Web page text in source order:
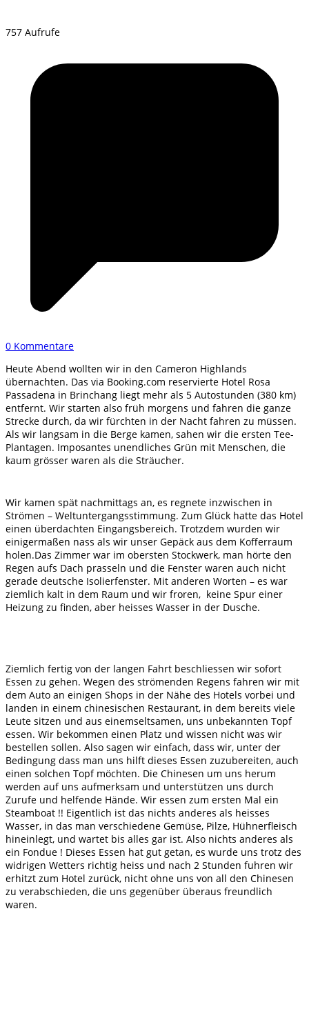
757 Aufrufe
0 Kommentare
Heute Abend wollten wir in den Cameron Highlands
übernachten. Das via Booking.com reservierte Hotel Rosa
Passadena in Brinchang liegt mehr als 5 Autostunden (380 km)
entfernt. Wir starten also früh morgens und fahren die ganze
Strecke durch, da wir fürchten in der Nacht fahren zu müssen.
Als wir langsam in die Berge kamen, sahen wir die ersten Tee-
Plantagen. Imposantes unendliches Grün mit Menschen, die
kaum grösser waren als die Sträucher.
Wir kamen spät nachmittags an, es regnete inzwischen in
Strömen – Weltuntergangsstimmung. Zum Glück hatte das Hotel
einen überdachten Eingangsbereich. Trotzdem wurden wir
einigermaßen nass als wir unser Gepäck aus dem Kofferraum
holen.Das Zimmer war im obersten Stockwerk, man hörte den
Regen aufs Dach prasseln und die Fenster waren auch nicht
gerade deutsche Isolierfenster. Mit anderen Worten – es war
ziemlich kalt in dem Raum und wir froren, keine Spur einer
Heizung zu finden, aber heisses Wasser in der Dusche.
Ziemlich fertig von der langen Fahrt beschliessen wir sofort
Essen zu gehen. Wegen des strömenden Regens fahren wir mit
dem Auto an einigen Shops in der Nähe des Hotels vorbei und
landen in einem chinesischen Restaurant, in dem bereits viele
Leute sitzen und aus einemseltsamen, uns unbekannten Topf
essen. Wir bekommen einen Platz und wissen nicht was wir
bestellen sollen. Also sagen wir einfach, dass wir, unter der
Bedingung dass man uns hilft dieses Essen zuzubereiten, auch
einen solchen Topf möchten. Die Chinesen um uns herum
werden auf uns aufmerksam und unterstützen uns durch
Zurufe und helfende Hände. Wir essen zum ersten Mal ein
Steamboat !! Eigentlich ist das nichts anderes als heisses
Wasser, in das man verschiedene Gemüse, Pilze, Hühnerfleisch
hineinlegt, und wartet bis alles gar ist. Also nichts anderes als
ein Fondue ! Dieses Essen hat gut getan, es wurde uns trotz des
widrigen Wetters richtig heiss und nach 2 Stunden fuhren wir
erhitzt zum Hotel zurück, nicht ohne uns von all den Chinesen
zu verabschieden, die uns gegenüber überaus freundlich
waren.